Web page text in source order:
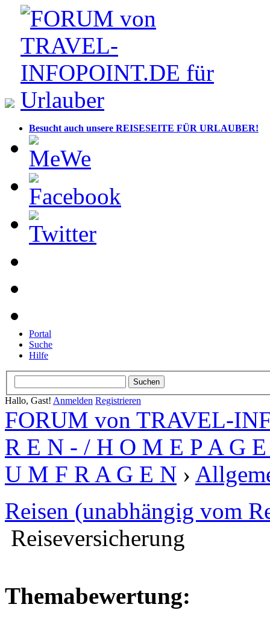
Besucht auch unsere REISESEITE FÜR URLAUBER!
Portal
Suche
Hilfe
Hallo, Gast! Anmelden Registrieren
FORUM von TRAVEL-
R E N - / H O M E P A G
U M F R A G E N ›
Reisen (unabhängig vom
Reiseversicherung
Themabewertung: